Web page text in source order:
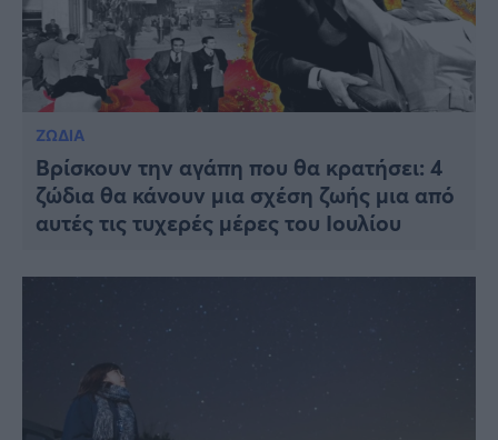
ΖΩΔΙΑ
Βρίσκουν την αγάπη που θα κρατήσει: 4
ζώδια θα κάνουν μια σχέση ζωής μια από
αυτές τις τυχερές μέρες του Ιουλίου